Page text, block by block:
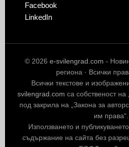
Facebook
LinkedIn
© 2026e-svilengrad.com -
региона · Всички
Всички текстове и
svilengrad.com са собственост
под закрила на „Закона за
им права“.
Използването и
съдържание на сайта без